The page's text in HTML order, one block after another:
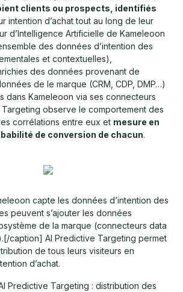
clients ou prospects, identifiés
intention d’achat tout au long de leur
d’Intelligence Artificielle de Kameleoon
des données d’intention des
et contextuelles),
des données provenant de
de le marque (CRM, CDP, DMP…)
dans Kameleoon via ses connecteurs
Targeting observe le comportement des
corrélations entre eux et mesure en
de conversion de chacun.
capte les données d’intention des
peuvent s’ajouter les données
de la marque (connecteurs data
caption] AI Predictive Targeting permet
de tous leurs visiteurs en
d’achat.
Predictive Targeting : distribution des